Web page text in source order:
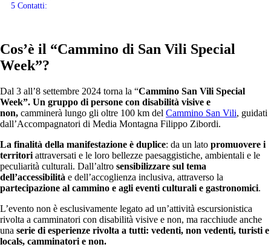
5 Contatti:
Cos’è il “Cammino di San Vili Special
Week”?
Dal 3 all’8 settembre 2024 torna la “Cammino San Vili Special
Week”. Un gruppo di persone con disabilità visive e
non, camminerà lungo gli oltre 100 km del Cammino San Vili, guidati
dall’Accompagnatori di Media Montagna Filippo Zibordi.
La finalità della manifestazione è duplice: da un lato promuovere i
territori attraversati e le loro bellezze paesaggistiche, ambientali e le
peculiarità culturali. Dall’altro sensibilizzare sul tema
dell’accessibilità e dell’accoglienza inclusiva, attraverso la
partecipazione al cammino e agli eventi culturali e gastronomici.
L’evento non è esclusivamente legato ad un’attività escursionistica
rivolta a camminatori con disabilità visive e non, ma racchiude anche
una serie di esperienze rivolta a tutti: vedenti, non vedenti, turisti e
locals, camminatori e non.